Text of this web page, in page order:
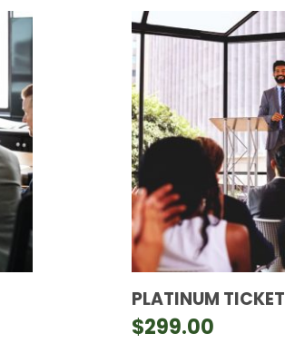
PLATINUM TICKET
$299.00